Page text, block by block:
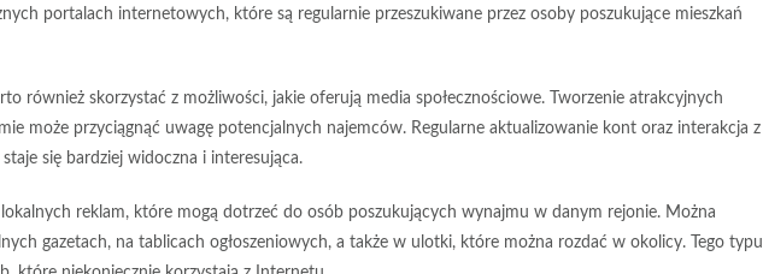
portalach internetowych, które są regularnie przeszukiwane przez osoby poszukujące mieszkań
również skorzystać z możliwości, jakie oferują media społecznościowe. Tworzenie atrakcyjnych
może przyciągnąć uwagę potencjalnych najemców. Regularne aktualizowanie kont oraz interakcja z
się bardziej widoczna i interesująca.
reklam, które mogą dotrzeć do osób poszukujących wynajmu w danym rejonie. Można
gazetach, na tablicach ogłoszeniowych, a także w ulotki, które można rozdać w okolicy. Tego typu